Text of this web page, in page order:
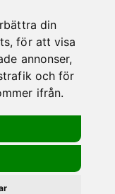
din
för att visa
annonser,
och för
ifrån.
något vi kan hjälpa